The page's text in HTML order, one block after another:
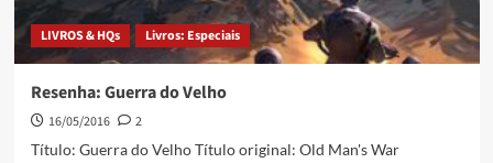
LIVROS & HQs Livros: Especiais
Resenha: Guerra do Velho
16/05/2016
2
Título: Guerra do Velho Título original: Old Man's War